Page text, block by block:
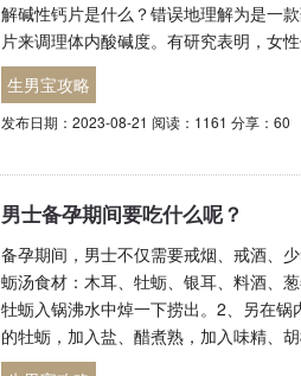
解碱性钙片是什么？错误地理解为是一
片来调理体内酸碱度。有研究表明，女
生男宝攻略
发布日期：2023-08-21 阅读：1161 分享：60
男士备孕期间要吃什么呢？
备孕期间，男士不仅需要戒烟、戒酒、
蛎汤食材：木耳、牡蛎、银耳、料酒、
牡蛎入锅沸水中焯一下捞出。2、另在
的牡蛎，加入盐、醋煮熟，加入味精、